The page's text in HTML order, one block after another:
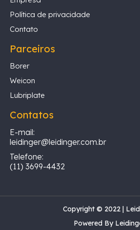
Política de privacidade
Contato
Parceiros
Borer
Weicon
Lubriplate
Contatos
E-mail:
leidinger@leidinger.com.br
Telefone:
(11) 3699-4432
Copyright © 2022 |
Powered By